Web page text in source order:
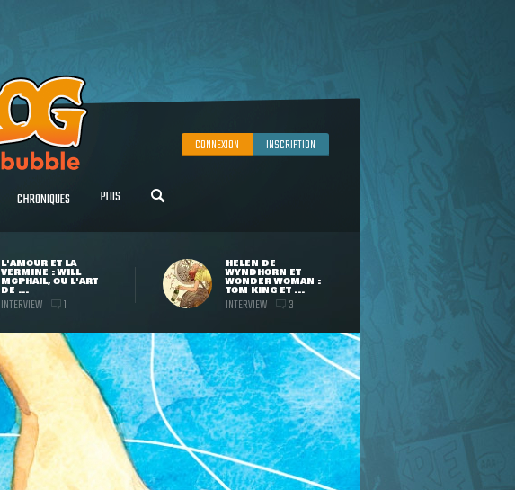
CONNEXION INSCRIPTION
CHRONIQUES PLUS
L'AMOUR ET LA
VERMINE : WILL
MCPHAIL, OU L'ART
DE ...
INTERVIEW 1
HELEN DE
WYNDHORN ET
WONDER WOMAN :
TOM KING ET ...
INTERVIEW 3